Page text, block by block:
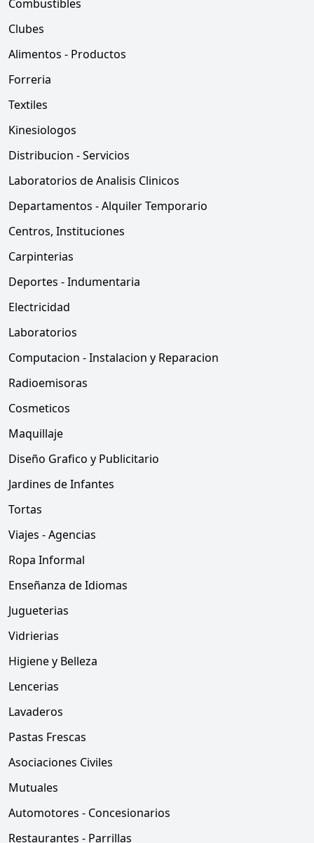
Combustibles
Clubes
Alimentos - Productos
Forreria
Textiles
Kinesiologos
Distribucion - Servicios
Laboratorios de Analisis Clinicos
Departamentos - Alquiler Temporario
Centros, Instituciones
Carpinterias
Deportes - Indumentaria
Electricidad
Laboratorios
Computacion - Instalacion y Reparacion
Radioemisoras
Cosmeticos
Maquillaje
Diseño Grafico y Publicitario
Jardines de Infantes
Tortas
Viajes - Agencias
Ropa Informal
Enseñanza de Idiomas
Jugueterias
Vidrierias
Higiene y Belleza
Lencerias
Lavaderos
Pastas Frescas
Asociaciones Civiles
Mutuales
Automotores - Concesionarios
Restaurantes - Parrillas